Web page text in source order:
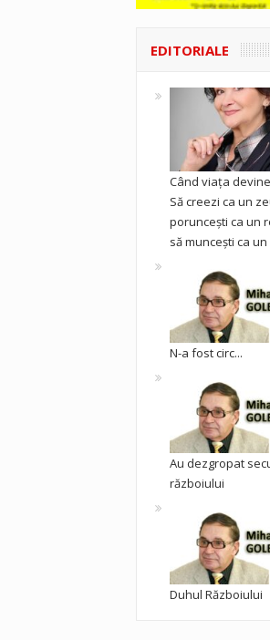
EDITORIALE
Când viața
Să creezi ca un
poruncești ca un
să muncești ca un
N-a fost circ...
Au dezgropat
războiului
Duhul Războiului